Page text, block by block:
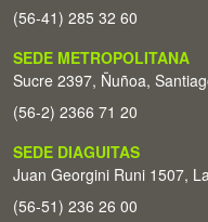
(56-41) 285 32 60
SEDE METROPOLITANA
Sucre 2397, Ñuñoa,
(56-2) 2366 71 20
SEDE DIAGUITAS
Juan Georgini Runi 1507,
(56-51) 236 26 00